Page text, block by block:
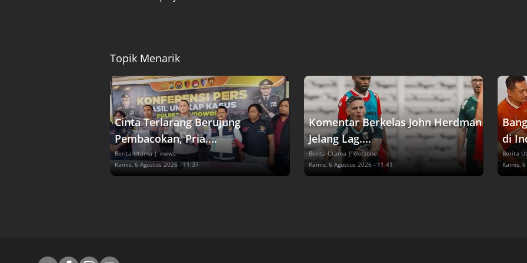
Topik Menarik
Cinta Terlarang Berujung
Pembacokan, Pria....
Berita Utama | inews
Kamis, 6 Agustus 2026 - 11:37
Komentar Berkelas John Herdman
Jelang Lag....
Berita Utama | okezone
Kamis, 6 Agustus 2026 - 11:41
di
Berita
Kamis,